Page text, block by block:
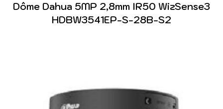
Dôme Dahua 5MP 2,8mm IR50 WizSense3
HDBW3541EP-S-28B-S2